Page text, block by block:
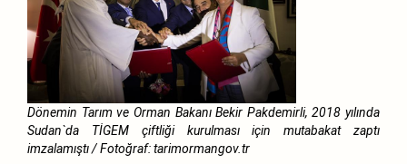
Dönemin Tarım ve Orman Bakanı Bekir Pakdemirli, 2018 yılında
Sudan`da TİGEM çiftliği kurulması için mutabakat zaptı
imzalamıştı / Fotoğraf: tarimormangov.tr